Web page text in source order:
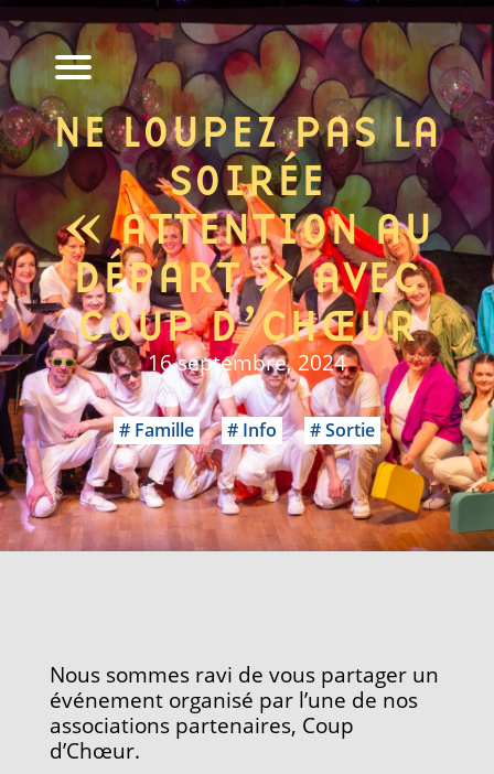
NE LOUPEZ PAS LA
SOIRÉE
« ATTENTION AU
DÉPART » AVEC
COUP D’CHŒUR
16 septembre, 2024
Famille Info Sortie
Nous sommes ravi de vous partager un
événement organisé par l’une de nos
associations partenaires, Coup
d’Chœur.